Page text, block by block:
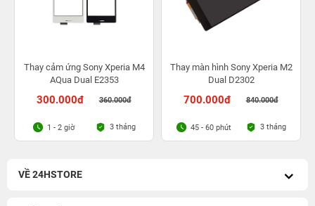
Thay cảm ứng Sony Xperia M4
AQua Dual E2353
300.000đ 360.000đ
1 - 2 giờ 3 tháng
Thay màn hình Sony Xperia M2
Dual D2302
700.000đ 840.000đ
45 - 60 phút 3 tháng
VỀ 24HSTORE